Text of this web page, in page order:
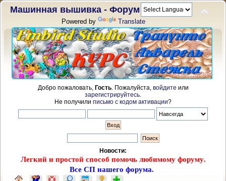
Машинная вышивка - Форум
Powered by Translate
Добро пожаловать, Гость. Пожалуйста, войдите или
зарегистрируйтесь
Не получили письмо с кодом активации?
Новости:
Легкий и простой способ помочь любимому форуму.
Все СП нашего форума.